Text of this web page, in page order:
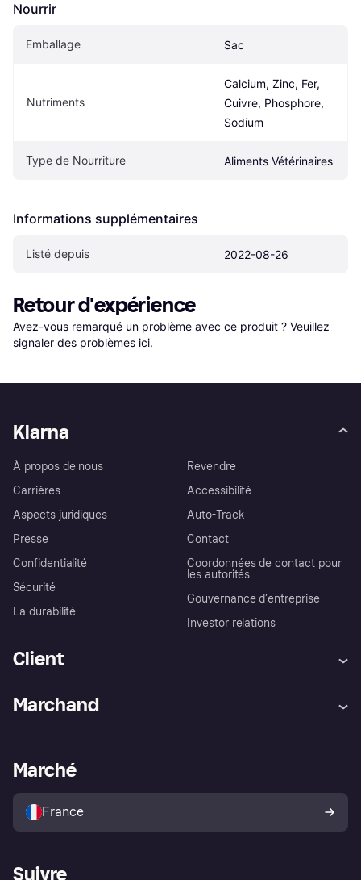
Nourrir
Emballage Sac
Nutriments
Calcium, Zinc, Fer,
Cuivre, Phosphore,
Sodium
Type de Nourriture Aliments Vétérinaires
Informations supplémentaires
Listé depuis 2022-08-26
Retour d'expérience
Avez-vous remarqué un problème avec ce produit ? Veuillez
signaler des problèmes ici.
Klarna
À propos de nous
Carrières
Aspects juridiques
Presse
Confidentialité
Sécurité
La durabilité
Revendre
Accessibilité
Auto-Track
Contact
Coordonnées de contact pour
les autorités
Gouvernance d’entreprise
Investor relations
Client
Explorez les magasins
Politique de protection de
l’acheteur Klarna
Marchand
Portail Marchand
Marché
France
Suivre